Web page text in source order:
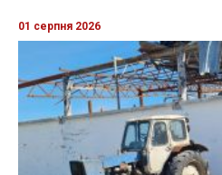
01 серпня 2026